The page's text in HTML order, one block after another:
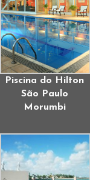
Piscina do Hilton
São Paulo
Morumbi